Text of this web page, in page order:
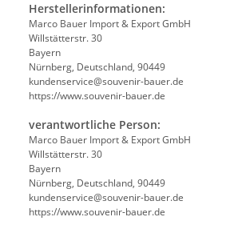
Herstellerinformationen:
Marco Bauer Import & Export GmbH
Willstätterstr. 30
Bayern
Nürnberg, Deutschland, 90449
kundenservice@souvenir-bauer.de
https://www.souvenir-bauer.de
verantwortliche Person:
Marco Bauer Import & Export GmbH
Willstätterstr. 30
Bayern
Nürnberg, Deutschland, 90449
kundenservice@souvenir-bauer.de
https://www.souvenir-bauer.de